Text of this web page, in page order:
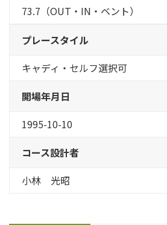
73.7（OUT・IN・ベント）
プレースタイル
キャディ・セルフ選択可
開場年月日
1995-10-10
コース設計者
小林 光昭